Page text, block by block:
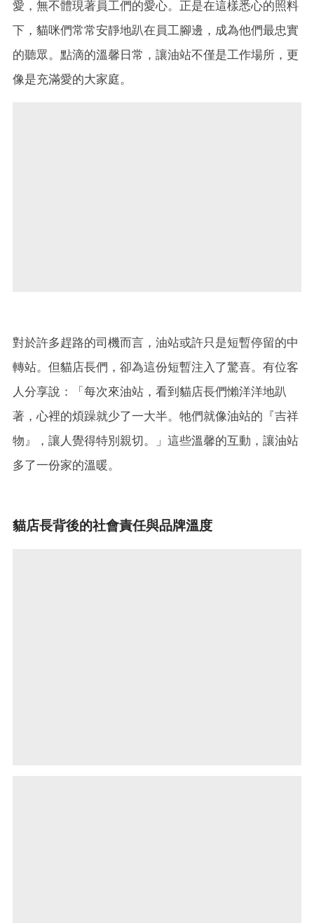
愛，無不體現著員工們的愛心。正是在這樣悉心的照料
下，貓咪們常常安靜地趴在員工腳邊，成為他們最忠實
的聽眾。點滴的溫馨日常，讓油站不僅是工作場所，更
像是充滿愛的大家庭。
對於許多趕路的司機而言，油站或許只是短暫停留的中
轉站。但貓店長們，卻為這份短暫注入了驚喜。有位客
人分享說：「每次來油站，看到貓店長們懶洋洋地趴
著， 心裡的煩躁就少了一大半。牠們就像油站的『吉祥
物』，讓人覺得特別親切。」這些溫馨的互動，讓油站
多了一份家的溫暖。
貓店長背後的社會責任與品牌溫度